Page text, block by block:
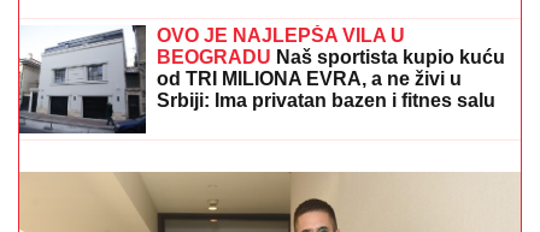
Maje Marinković: "Ona je domaćica, ne
snalazi se u ovom svetu i ne zna da
prestane"